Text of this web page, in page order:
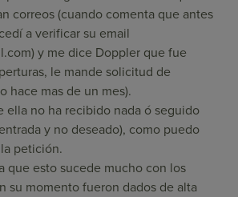
correos (cuando comenta que antes
a verificar su email
) y me dice Doppler que fue
le mande solicitud de
hace mas de un mes).
ella no ha recibido nada ó seguido
y no deseado), como puedo
petición.
que esto sucede mucho con los
su momento fueron dados de alta